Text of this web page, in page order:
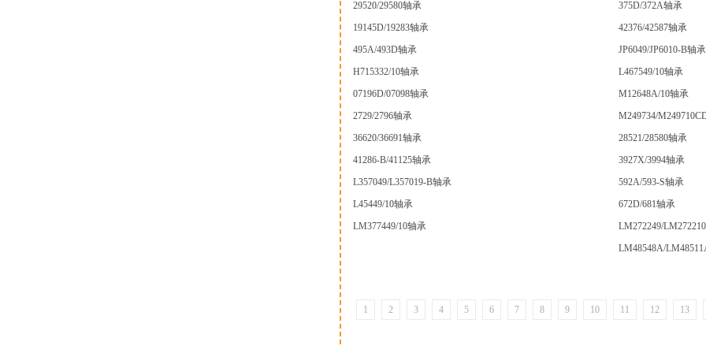
29520/29580轴承
19145D/19283轴承
495A/493D轴承
H715332/10轴承
07196D/07098轴承
2729/2796轴承
36620/36691轴承
41286-B/41125轴承
L357049/L357019-B轴承
L45449/10轴承
LM377449/10轴承
375D/372A轴承
42376/42587轴承
JP6049/JP6010-B轴承
L467549/10轴承
M12648A/10轴承
M249734/
28521/28580轴承
3927X/3994轴承
592A/593-S轴承
672D/681轴承
LM272249/
LM48548A/
1 2 3 4 5 6 7 8 9 10 11 12 13